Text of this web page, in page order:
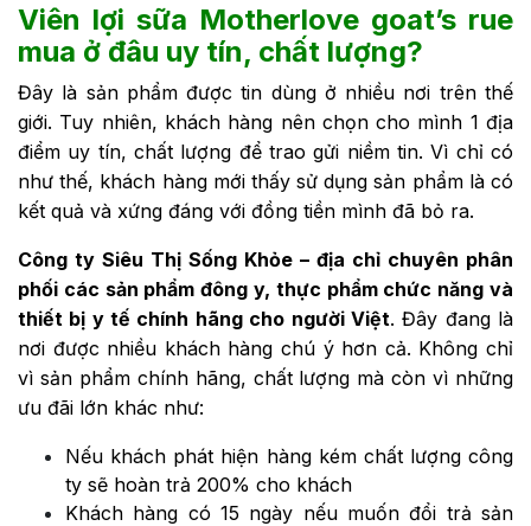
Viên lợi sữa Motherlove goat’s rue
mua ở đâu uy tín, chất lượng?
Đây là sản phẩm được tin dùng ở nhiều nơi trên thế
giới. Tuy nhiên, khách hàng nên chọn cho mình 1 địa
điểm uy tín, chất lượng để trao gửi niềm tin. Vì chỉ có
như thế, khách hàng mới thấy sử dụng sản phẩm là có
kết quả và xứng đáng với đồng tiền mình đã bỏ ra.
Công ty Siêu Thị Sống Khỏe – địa chỉ chuyên phân
phối các sản phẩm đông y, thực phẩm chức năng và
thiết bị y tế chính hãng cho người Việt. Đây đang là
nơi được nhiều khách hàng chú ý hơn cả. Không chỉ
vì sản phẩm chính hãng, chất lượng mà còn vì những
ưu đãi lớn khác như:
Nếu khách phát hiện hàng kém chất lượng công
ty sẽ hoàn trả 200% cho khách
Khách hàng có 15 ngày nếu muốn đổi trả sản